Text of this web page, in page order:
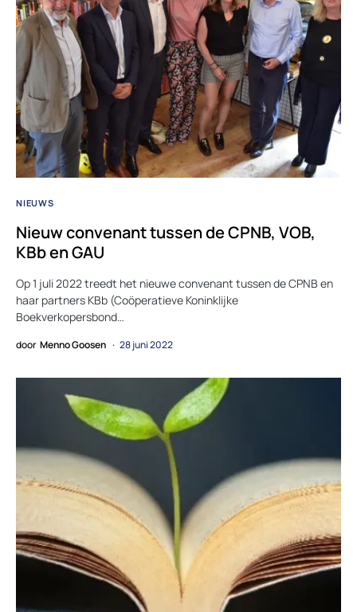
NIEUWS
Nieuw convenant tussen de CPNB, VOB,
KBb en GAU
Op 1 juli 2022 treedt het nieuwe convenant tussen de CPNB en
haar partners KBb (Coöperatieve Koninklijke
Boekverkopersbond…
door Menno Goosen 28 juni 2022